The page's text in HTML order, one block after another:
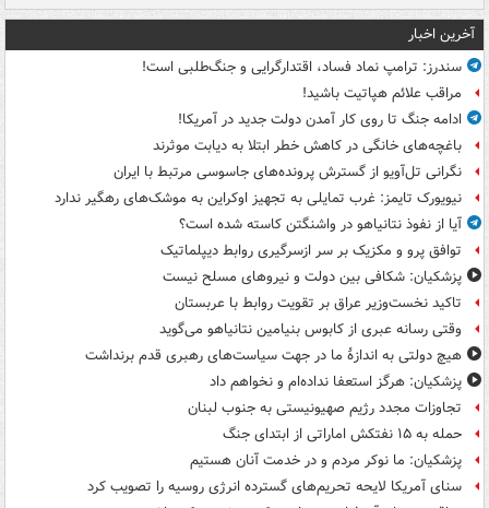
آخرین اخبار
سندرز: ترامپ نماد فساد، اقتدارگرایی و جنگ‌طلبی است!
مراقب علائم هپاتیت باشید!
ادامه جنگ تا روی کار آمدن دولت جدید در آمریکا!
باغچه‌های خانگی در کاهش خطر ابتلا به دیابت موثرند
نگرانی تل‌آویو از گسترش پرونده‌های جاسوسی مرتبط با ایران
نیویورک تایمز: غرب تمایلی به تجهیز اوکراین به موشک‌های رهگیر ندارد
آیا از نفوذ نتانیاهو در واشنگتن کاسته شده است؟
توافق پرو و مکزیک بر سر ازسرگیری روابط دیپلماتیک
پزشکیان: شکافی بین دولت و نیروهای مسلح نیست
تاکید نخست‌وزیر عراق بر تقویت روابط با عربستان
وقتی رسانه عبری از کابوس بنیامین نتانیاهو می‌گوید
هیچ دولتی به اندازۀ ما در جهت سیاست‌های رهبری قدم برنداشت
پزشکیان: هرگز استعفا نداده‌ام و نخواهم داد
تجاوزات مجدد رژیم صهیونیستی به جنوب لبنان
حمله به ۱۵ نفتکش‌ اماراتی از ابتدای جنگ
پزشکیان: ما نوکر مردم و در خدمت آنان هستیم
سنای آمریکا لایحه تحریم‌های گسترده انرژی روسیه را تصویب کرد